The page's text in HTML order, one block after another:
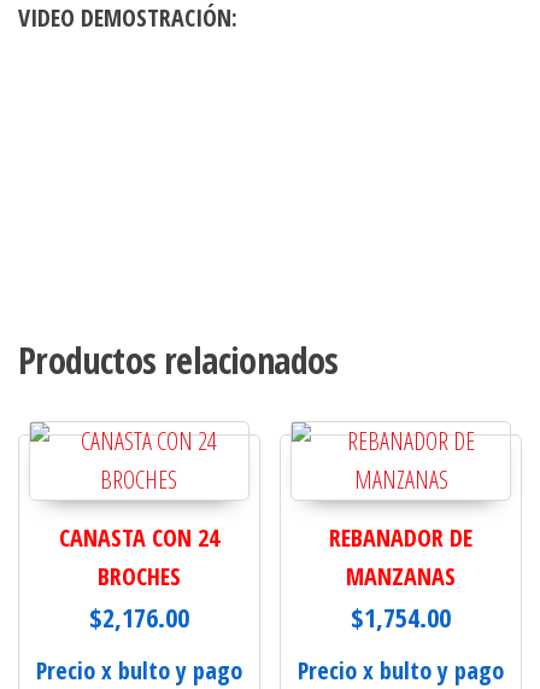
VIDEO DEMOSTRACIÓN:
Productos relacionados
CANASTA CON 24
BROCHES
$2,176.00
Precio x bulto y pago
REBANADOR DE
MANZANAS
$1,754.00
Precio x bulto y pago